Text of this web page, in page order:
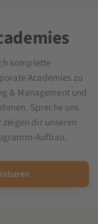
im Unternehmen
komplette
Academies zu
& Management und
Spreche uns
dir unseren
Aufbau.